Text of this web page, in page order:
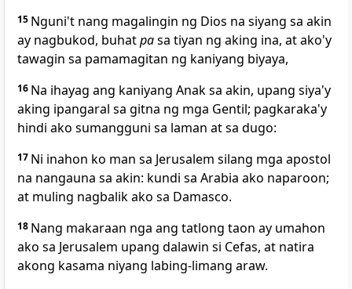
15 Nguni't nang magalingin ng Dios na siyang sa akin
ay nagbukod, buhatpasa tiyan ng aking ina, atako'y
tawagin sa pamamagitan ng kaniyang biyaya,
16 Na ihayag ang kaniyang Anak sa akin, upang siya'y
aking ipangaral sa gitna ng mga Gentil; pagkaraka'y
hindi ako sumangguni sa laman at sa dugo:
17 Ni inahon ko man sa Jerusalem silang mga apostol
na nangauna sa akin: kundi sa Arabia ako naparoon;
at muling nagbalik ako sa Damasco.
18 Nang makaraan nga ang tatlong taon ay umahon
ako sa Jerusalem upang dalawin si Cefas, at natira
akong kasama niyang labing-limang araw.